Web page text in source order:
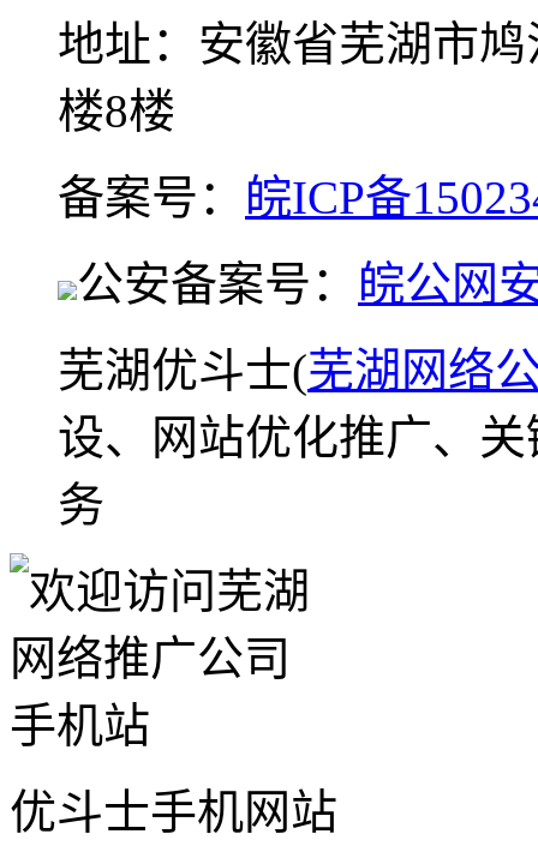
地址：安徽省芜湖市
楼8楼
备案号： 皖ICP备
公安备案号： 皖公网
芜湖优斗士(芜湖网络
设、网站优化推广、
务
优斗士手机网站